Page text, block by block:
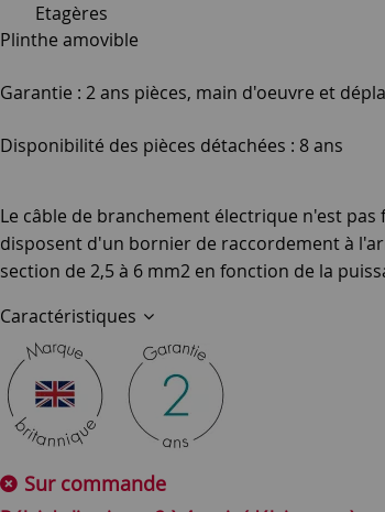
Etagères
Plinthe amovible
Garantie : 2 ans pièces, main d'oeuvre et
Disponibilité des pièces détachées : 8 ans
Le câble de branchement électrique n'est
disposent d'un bornier de raccordement à
section de 2,5 à 6 mm2 en fonction de la
Caractéristiques
Sur commande